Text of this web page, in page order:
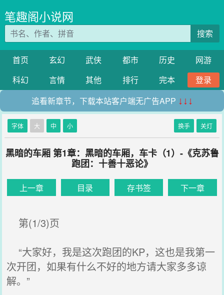
笔趣阁小说网
搜索
首页 玄幻 武侠 都市 历史
网游
科幻
言情 其他 排行 完本
登录
追看新章节，下载本站客户端无广告APP ↓↓↓
字体 大 中 小 换手 关灯
黑暗的车厢 第1章：黑暗的车厢，车卡（1）-《克苏鲁
跑团：十善十恶论》
上一章 目录 存书签 下一章
第(1/3)页
“大家好，我是这次跑团的KP，这也是我第一
次开团，如果有什么不好的地方请大家多多谅
解。”